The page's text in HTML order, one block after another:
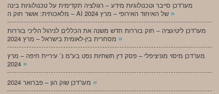
מעו”דכן סייבר וטכנולוגיות מידע – רגולציה תקדימית על טכנולוגיות בינה
»
מעו”דכן ליטיגציה – חוק בוררות חדש משנה את הכללים לניהול הליכי בוררות
»
מעו”דכן מיסוי מוניציפלי – פסק דין תשתיות נפט בע”מ נ’ עיריית חיפה – מרץ
»
»